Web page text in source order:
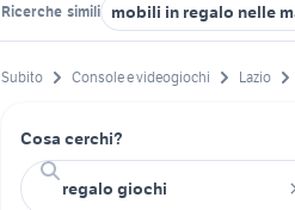
Ricerche simili mobili in regalo nelle
Subito Console e videogiochi Lazio
Cosa cerchi?